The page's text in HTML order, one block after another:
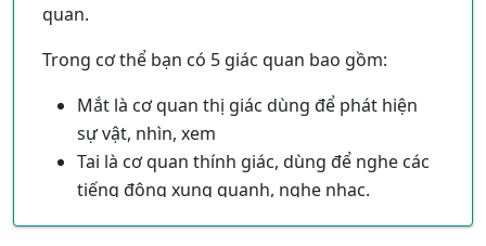
quan.
Trong cơ thể bạn có 5 giác quan bao gồm:
Mắt là cơ quan thị giác dùng để phát hiện
sự vật, nhìn, xem
Tai là cơ quan thính giác, dùng để nghe các
tiếng động xung quanh, nghe nhạc.